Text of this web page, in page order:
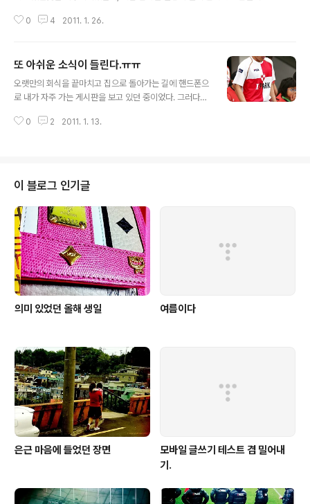
레이어 프로그램을 통한 MBC케이블 프로그램으로 보게 되었다. 우리나라가
지 못한 피로감 때문에 다들 헤롱헤롱한 상태. 그러나 첫골은 우리나라가 먼저
넣게 되었고, 경기는 급작스럽게 활발하게 되기 시작했다. 무거운 몸을 이끌고
뛰는 선수들이 안타까워서 몇 번이고 교체 안하나 기다리고 있었지만 교체는 커
0 4 2011. 1. 26.
또 아쉬운 소식이 들린다.ㅠㅠ
오랫만의 회식을 끝마치고 집으로 돌아가는 길에 핸드폰으
로 내가 자주 가는 게시판을 보고 있던 중이었다. 그러다가
리"라고 되어있어서 기쁜 마음에 클릭을 했는데 보다가 충
지만 잘나갔던 시절도 함께했고, 못나갔던 시절도 함께 했
으며, 더욱 더 암울한 시절도 함께해서 더욱 더 애착이 가는
선수다. 예전에 말했던 이승현선수보다 더. 2년간의 상무
복무를 마치고 난 작년 말에 다시 부산으로 돌아와서 다행
이다 싶었는데 부산과 계약을 하지 않았다는 말에 많이 서
운했다. 부산에서 오래가는 선..
0 2 2011. 1. 13.
이 블로그 인기글
의미 있었던 올해 생일 여름이다
은근 마음에 들었던 장면
모바일 글쓰기 테스트 겸 밀어내
기.